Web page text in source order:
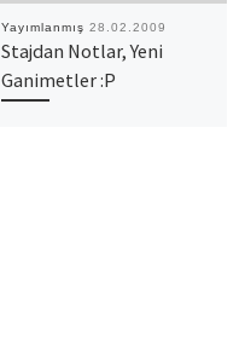
Yayımlanmış 28.02.2009
Stajdan Notlar, Yeni
Ganimetler :P